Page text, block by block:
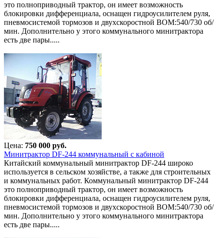
это полноприводный трактор, он имеет возможность
блокировки дифференциала, оснащен гидроусилителем руля,
пневмосистемой тормозов и двухскоростной ВОМ:540/730 об/
мин. Дополнительно у этого коммунального минитрактора
есть две пары.....
Цена: 750 000 руб.
Минитрактор DF-244 коммунальный с кабиной
Китайский коммунальный минитрактор DF-244 широко
используется в сельском хозяйстве, а также для строительных
и коммунальных работ. Коммунальный минитрактор DF-244
это полноприводный трактор, он имеет возможность
блокировки дифференциала, оснащен гидроусилителем руля,
пневмосистемой тормозов и двухскоростной ВОМ:540/730 об/
мин. Дополнительно у этого коммунального минитрактора
есть две пары.....